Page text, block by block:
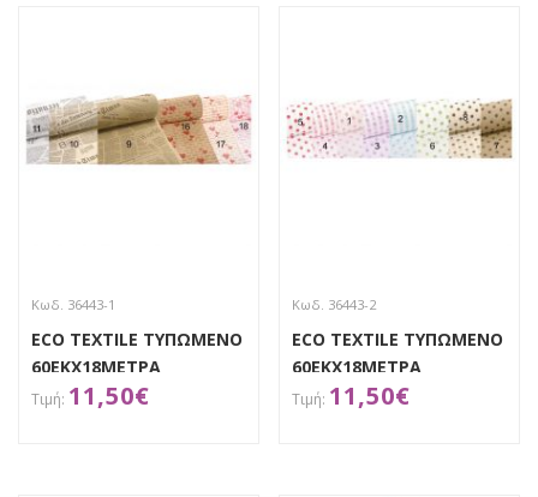
Κωδ. 36443-1
ECO TEXTILE ΤΥΠΩΜΕΝΟ
60ΕΚΧ18ΜΕΤΡΑ
11,50€
Κωδ. 36443-2
ECO TEXTILE ΤΥΠΩΜΕΝΟ
60ΕΚΧ18ΜΕΤΡΑ
11,50€